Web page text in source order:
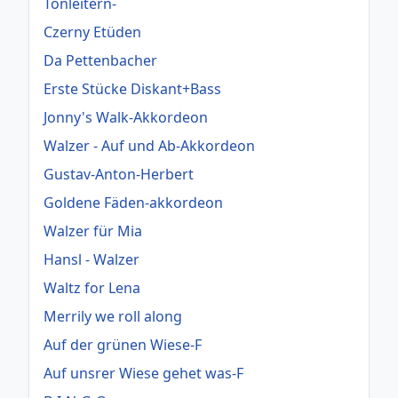
Czerny Etüden
Da Pettenbacher
Erste Stücke Diskant+Bass
Jonny's Walk-Akkordeon
Walzer - Auf und Ab-Akkordeon
Gustav-Anton-Herbert
Goldene Fäden-akkordeon
Walzer für Mia
Hansl - Walzer
Waltz for Lena
Merrily we roll along
Auf der grünen Wiese-F
Auf unsrer Wiese gehet was-F